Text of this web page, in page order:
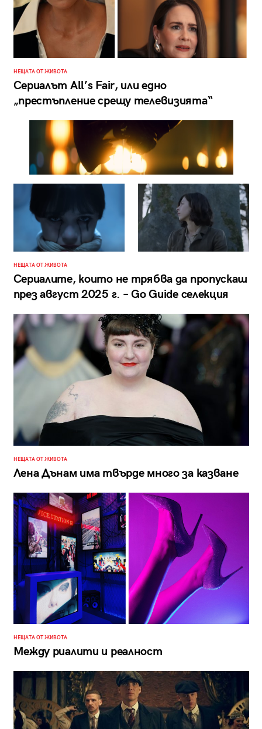
НЕЩАТА ОТ ЖИВОТА
Сериалът All’s Fair, или едно
„престъпление срещу телевизията“
НЕЩАТА ОТ ЖИВОТА
Сериалите, които не трябва да пропускаш
през август 2025 г. – Go Guide селекция
НЕЩАТА ОТ ЖИВОТА
Лена Дънам има твърде много за казване
НЕЩАТА ОТ ЖИВОТА
Между риалити и реалност